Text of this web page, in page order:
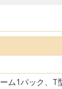
ム1パック、T